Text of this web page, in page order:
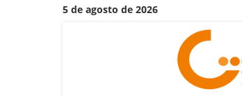
5 de agosto de 2026